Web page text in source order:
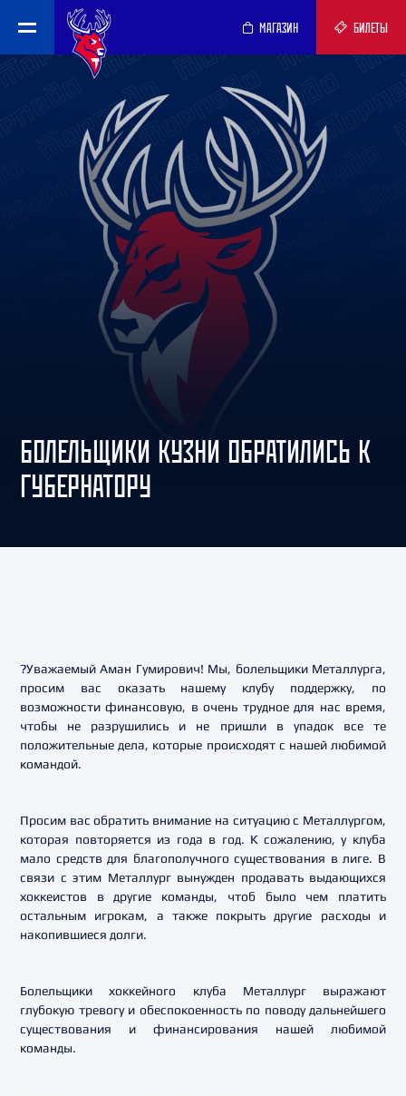
МАГАЗИН БИЛЕТЫ
БОЛЕЛЬЩИКИ КУЗНИ ОБРАТИЛИСЬ К
ГУБЕРНАТОРУ
?Уважаемый Аман Гумирович! Мы, болельщики Металлурга,
просим вас оказать нашему клубу поддержку, по
возможности финансовую, в очень трудное для нас время,
чтобы не разрушились и не пришли в упадок все те
положительные дела, которые происходят с нашей любимой
командой.
Просим вас обратить внимание на ситуацию с Металлургом,
которая повторяется из года в год. К сожалению, у клуба
мало средств для благополучного существования в лиге. В
связи с этим Металлург вынужден продавать выдающихся
хоккеистов в другие команды, чтоб было чем платить
остальным игрокам, а также покрыть другие расходы и
накопившиеся долги.
Болельщики хоккейного клуба Металлург выражают
глубокую тревогу и обеспокоенность по поводу дальнейшего
существования и финансирования нашей любимой
команды.